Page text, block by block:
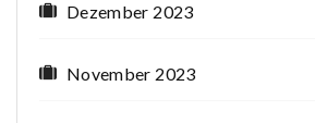
Dezember 2023
November 2023